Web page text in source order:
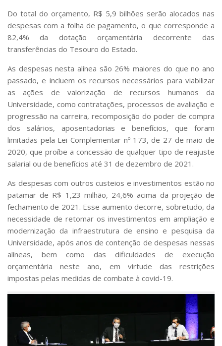
Agenda de Eventos
Defesa de Teses
Do total do orçamento, R$ 5,9 bilhões serão alocados nas
despesas com a folha de pagamento, o que corresponde a
82,4% da dotação orçamentária decorrente das
transferências do Tesouro do Estado.
As despesas nesta alínea são 26% maiores do que no ano
passado, e incluem os recursos necessários para viabilizar
as ações de valorização de recursos humanos da
Universidade, como contratações, processos de avaliação e
progressão na carreira, recomposição do poder de compra
dos salários, aposentadorias e benefícios, que foram
limitadas pela Lei Complementar nº 173, de 27 de maio de
2020, que proíbe a concessão de qualquer tipo de reajuste
salarial ou de benefícios até 31 de dezembro de 2021.
As despesas com outros custeios e investimentos estão no
patamar de R$ 1,23 milhão, 24,6% acima da projeção de
fechamento de 2021. Esse aumento decorre, sobretudo, da
necessidade de retomar os investimentos em ampliação e
modernização da infraestrutura de ensino e pesquisa da
Universidade, após anos de contenção de despesas nessas
alíneas, bem como das dificuldades de execução
orçamentária neste ano, em virtude das restrições
impostas pelas medidas de combate à covid-19.